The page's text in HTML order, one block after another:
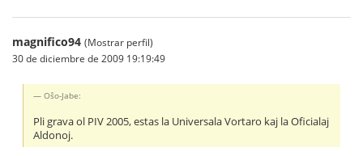
magnifico94 (Mostrar perfil)
30 de diciembre de 2009 19:19:49
Oŝo-Jabe:
Pli grava ol PIV 2005, estas la Universala Vortaro kaj la Oficialaj
Aldonoj.